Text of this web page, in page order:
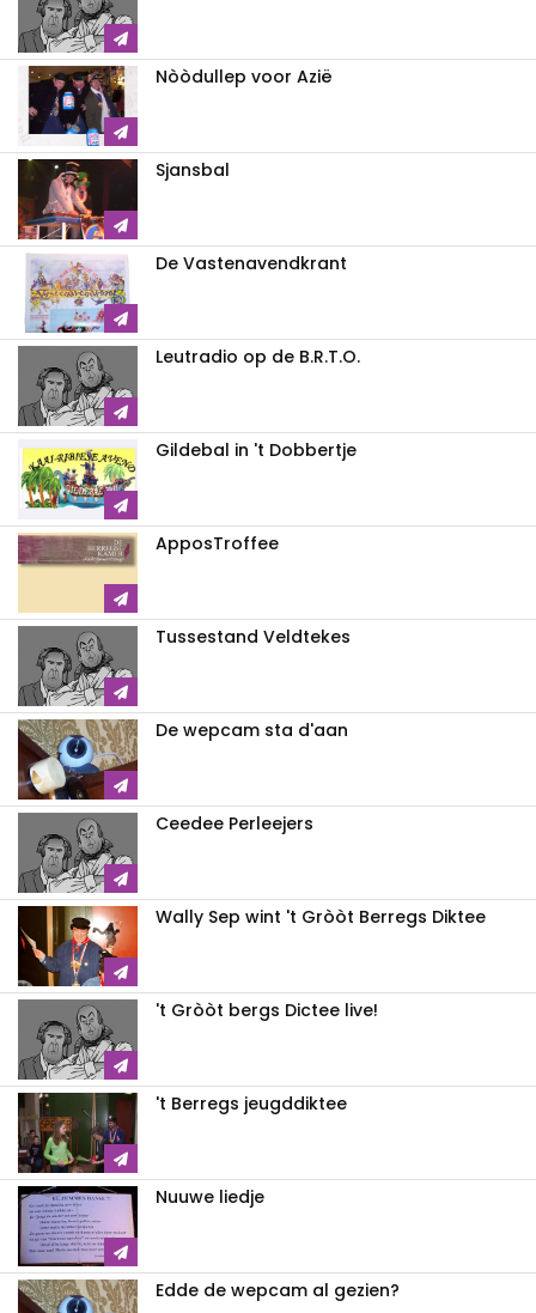
Nòòdullep voor Azië
Sjansbal
De Vastenavendkrant
Leutradio op de B.R.T.O.
Gildebal in 't Dobbertje
ApposTroffee
Tussestand Veldtekes
De wepcam sta d'aan
Ceedee Perleejers
Wally Sep wint 't Gròòt Berregs Diktee
't Gròòt bergs Dictee live!
't Berregs jeugddiktee
Nuuwe liedje
Edde de wepcam al gezien?